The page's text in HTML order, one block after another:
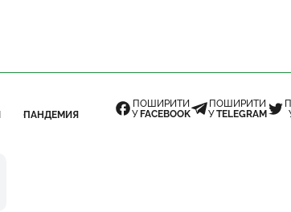
ПАНДЕМИЯ
ПОШИРИТИ
У FACEBOOK
ПОШИРИТИ
УTELEGRAM